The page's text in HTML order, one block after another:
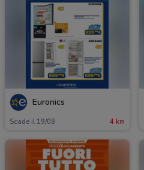
Euronics
Scade il 19/08 4 km